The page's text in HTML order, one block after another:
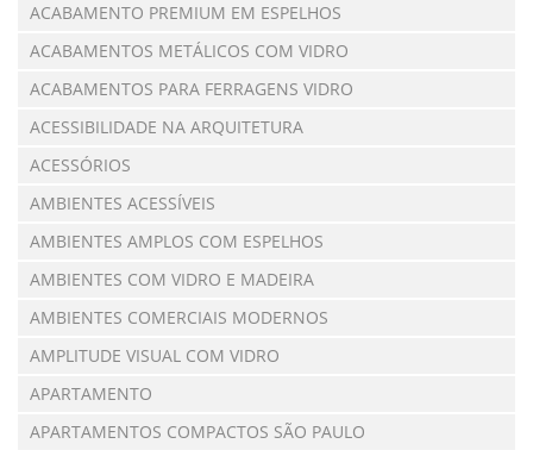
ACABAMENTO PREMIUM EM ESPELHOS
ACABAMENTOS METÁLICOS COM VIDRO
ACABAMENTOS PARA FERRAGENS VIDRO
ACESSIBILIDADE NA ARQUITETURA
ACESSÓRIOS
AMBIENTES ACESSÍVEIS
AMBIENTES AMPLOS COM ESPELHOS
AMBIENTES COM VIDRO E MADEIRA
AMBIENTES COMERCIAIS MODERNOS
AMPLITUDE VISUAL COM VIDRO
APARTAMENTO
APARTAMENTOS COMPACTOS SÃO PAULO